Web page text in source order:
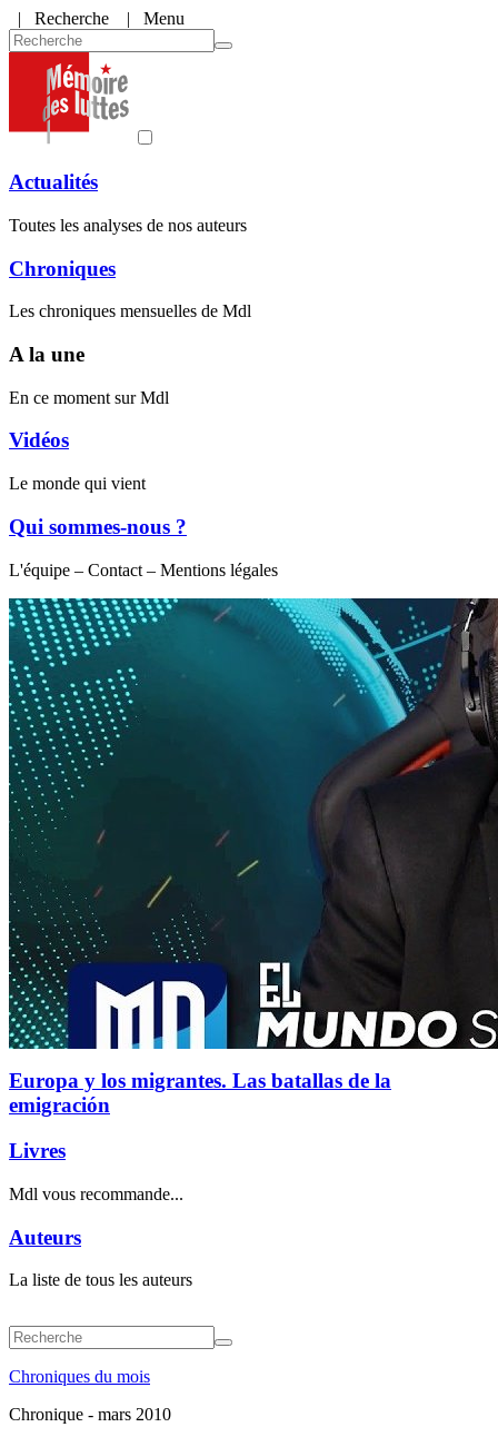
| Recherche | Menu
Actualités
Toutes les analyses de nos auteurs
Chroniques
Les chroniques mensuelles de Mdl
A la une
En ce moment sur Mdl
Vidéos
Le monde qui vient
Qui sommes-nous ?
L'équipe – Contact – Mentions légales
Europa y los migrantes. Las batallas de la
emigración
Livres
Mdl vous recommande...
Auteurs
La liste de tous les auteurs
Chroniques du mois
Chronique - mars 2010